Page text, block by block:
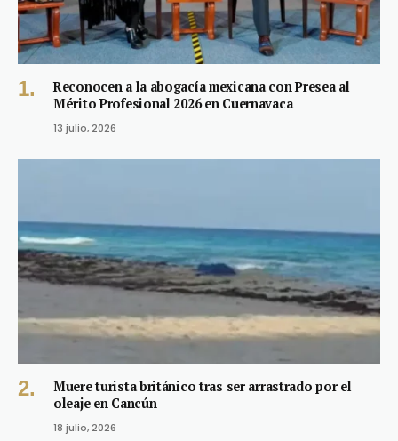
Reconocen a la abogacía mexicana con Presea al
Mérito Profesional 2026 en Cuernavaca
13 julio, 2026
Muere turista británico tras ser arrastrado por el
oleaje en Cancún
18 julio, 2026